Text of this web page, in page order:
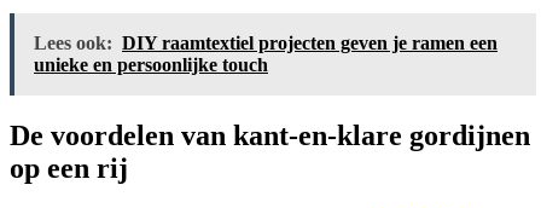
Lees ook: DIY raamtextiel projecten geven je ramen een
unieke en persoonlijke touch
De voordelen van kant-en-klare gordijnen
op een rij